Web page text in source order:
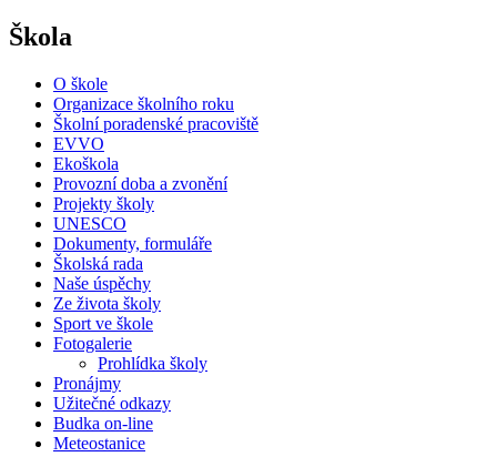
Škola
O škole
Organizace školního roku
Školní poradenské pracoviště
EVVO
Ekoškola
Provozní doba a zvonění
Projekty školy
UNESCO
Dokumenty, formuláře
Školská rada
Naše úspěchy
Ze života školy
Sport ve škole
Fotogalerie
Prohlídka školy
Pronájmy
Užitečné odkazy
Budka on-line
Meteostanice